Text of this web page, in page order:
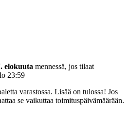
elokuuta mennessä, jos tilaat
23:59
varastossa. Lisää on tulossa! Jos
se vaikuttaa toimituspäivämäärään.